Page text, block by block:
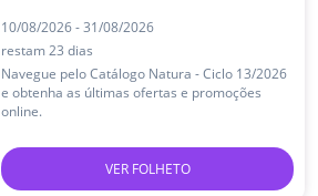
10/08/2026 - 31/08/2026
restam 23 dias
Navegue pelo Catálogo Natura - Ciclo 13/2026
e obtenha as últimas ofertas e promoções
online.
VER FOLHETO